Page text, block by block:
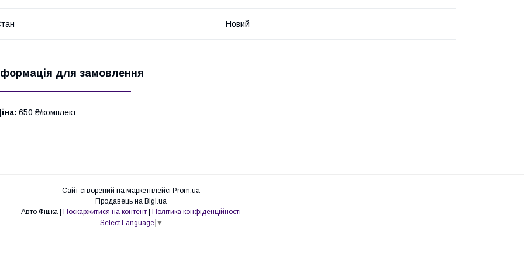
Новий
для замовлення
650 ₴/комплект
Сайт створений на маркетплейсі Prom.ua
Продавець на Bigl.ua
Поскаржитися на контент
Політика конфіденційності
Select Language ▼